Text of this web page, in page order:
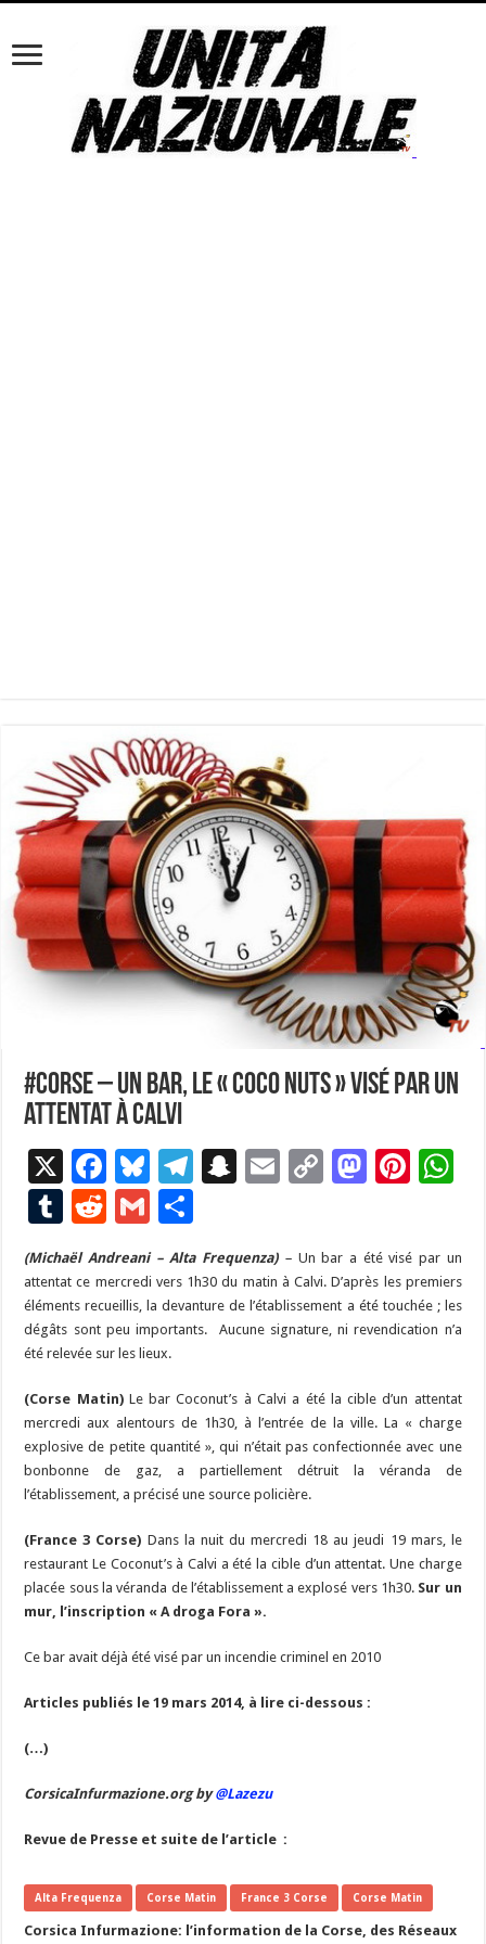
#Corse – Un bar, le « Coco Nuts » visé par un
attentat à Calvi
X
F
ac
e
b
o
o
Bl
u
es
ky
T
gr
a
m
S
p
c
h
E
l
C
y
Li
n
M
d
o
n
Pi
es
t
p
p
T
u
m
bl
r
R
e
d
di
t
G
m
ai
l
ar
ta
g
er
(Michaël Andreani – Alta Frequenza)– Un bar a été visé par un
attentat ce mercredi vers 1h30 du matin à Calvi. D’après les premiers
éléments recueillis, la devanture de l’établissement a été touchée ; les
dégâts sont peu importants. Aucune signature, ni revendication n’a
été relevée sur les lieux.
(Corse Matin)Le bar Coconut’s à Calvi a été la cible d’un attentat
mercredi aux alentours de 1h30, à l’entrée de la ville. La « charge
explosive de petite quantité », qui n’était pas confectionnée avec une
bonbonne de gaz, a partiellement détruit la véranda de
l’établissement, a précisé une source policière.
(France 3 Corse) Dans la nuit du mercredi 18 au jeudi 19 mars, le
restaurant Le Coconut’s à Calvi a été la cible d’un attentat. Une charge
placée sous la véranda de l’établissement a explosé vers 1h30. Sur un
mur, l’inscription « A droga Fora ».
Ce bar avait déjà été visé par un incendie criminel en 2010
Articles publiés le 19 mars 2014, à lire ci-dessous :
(…)
CorsicaInfurmazione.org by@Lazezu
Revue de Presse et suite de l’article :
Alta Frequenza Corse Matin France 3 Corse Corse Matin
Corsica Infurmazione: l’information de la Corse, des Réseaux